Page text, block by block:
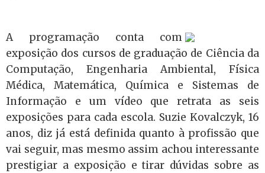
A programação conta com
exposição dos cursos de graduação de Ciência da
Computação, Engenharia Ambiental, Física
Médica, Matemática, Química e Sistemas de
Informação e um vídeo que retrata as seis
exposições para cada escola. Suzie Kovalczyk, 16
anos, diz já está definida quanto à profissão que
vai seguir, mas mesmo assim achou interessante
prestigiar a exposição e tirar dúvidas sobre as